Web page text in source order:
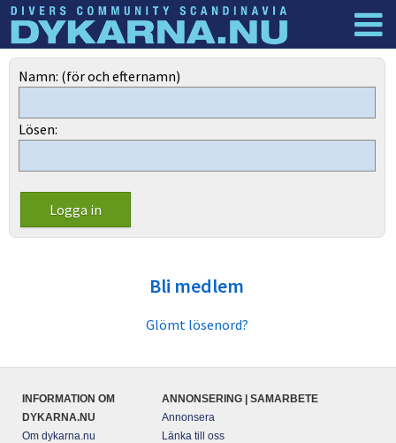
Dyknyheter
Namn: (för och efternamn)
Lösen:
Bli medlem
Glömt lösenord?
INFORMATION OM
DYKARNA.NU
Om dykarna.nu
ANNONSERING | SAMARBETE
Annonsera
Länka till oss